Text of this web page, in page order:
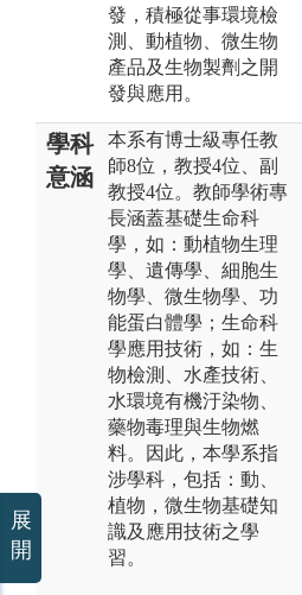
發，積極從事環境檢
測、動植物、微生物
產品及生物製劑之開
發與應用。
學科
意涵
本系有博士級專任教
師8位，教授4位、副
教授4位。教師學術專
長涵蓋基礎生命科
學，如：動植物生理
學、遺傳學、細胞生
物學、微生物學、功
能蛋白體學；生命科
學應用技術，如：生
物檢測、水產技術、
水環境有機汙染物、
藥物毒理與生物燃
料。因此，本學系指
涉學科，包括：動、
植物，微生物基礎知
識及應用技術之學
習。
展
開